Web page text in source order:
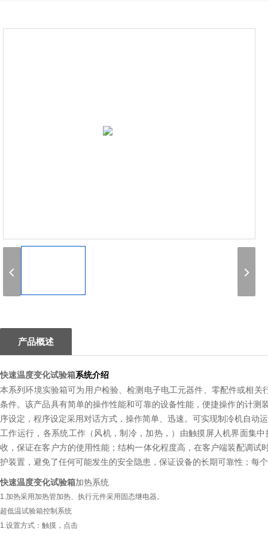
产品概述
快速温度变化试验箱系统介绍
本系列环境实验箱可为用户检验、检测电子电工元器件、零配件或相
条件。该产品具有简单的操作性能和可靠的设备性能，便捷操作的计
序设定，程序设定采用对话方式，操作简单、迅速。可实现制冷机自
工作运行，各系统工作（风机，制冷，加热，）由触摸屏人机界面集
收，保证在客户方的使用性能；结构一体化程度高，在客户端装配调
护装置，避免了任何可能发生的安全隐患，保证设备的长期可靠性；每
快速温度变化试验箱加热系统
1.加热采用加热管加热、执行元件采用固态继电器。
超低温试验箱控制系统
1.设置方式：触摸，点击